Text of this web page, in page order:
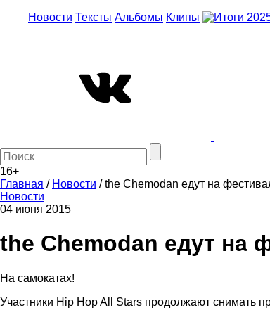
Новости Тексты Альбомы Клипы
16+
Главная / Новости /the Chemodan едут на
Новости
04 июня 2015
the Chemodan едут на
На самокатах!
Участники Hip Hop All Stars продолжают снимать